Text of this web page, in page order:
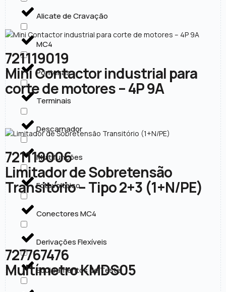
Alicate de Cravação
MC4
Ponteiras
Terminais
Descarnador
Multifunções
Fotovoltaico
Conectores MC4
Derivações Flexíveis
Equipamentos de Teste
721119019
Mini Contactor industrial para
corte de motores – 4P 9A
721119006
Limitador de Sobretensão
Transitório – Tipo 2+3 (1+N/PE)
727767476
Multímetro KMDS05